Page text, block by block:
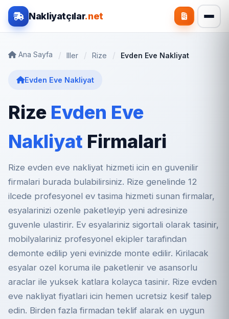
Nakliyatçılar.net
Ana Sayfa Iller Rize Evden Eve Nakliyat
Evden Eve Nakliyat
Rize Evden Eve
Nakliyat Firmalari
Rize evden eve nakliyat hizmeti icin en guvenilir
firmalari burada bulabilirsiniz. Rize genelinde 12
ilcede profesyonel ev tasima hizmeti sunan firmalar,
esyalarinizi ozenle paketleyip yeni adresinize
guvenle ulastirir. Ev esyalariniz sigortali olarak tasinir,
mobilyalariniz profesyonel ekipler tarafindan
demonte edilip yeni evinizde monte edilir. Kirilacak
esyalar ozel koruma ile paketlenir ve asansorlu
araclar ile yuksek katlara kolayca tasinir. Rize evden
eve nakliyat fiyatlari icin hemen ucretsiz kesif talep
edin. Birden fazla firmadan teklif alarak en uygun